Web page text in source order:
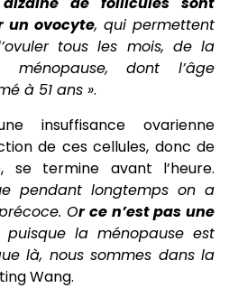
un ovocyte, qui permettent
tous les mois, de la
ménopause, dont l’âge
à 51 ans ».
insuffisance ovarienne
de ces cellules, donc de
se termine avant l’heure.
pendant longtemps on a
Or ce n’est pas une
puisque la ménopause est
là, nous sommes dans la
Wang.